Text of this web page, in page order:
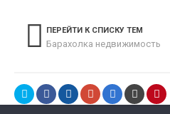
ПЕРЕЙТИ К СПИСКУ ТЕМ
Барахолка недвижимость